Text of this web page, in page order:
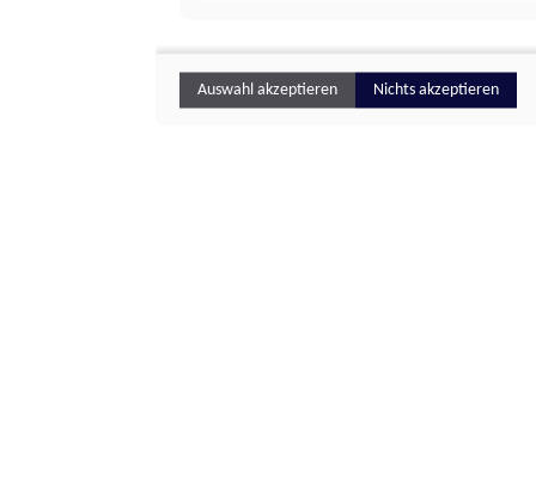
Auswahl akzeptieren Nichts akzeptieren